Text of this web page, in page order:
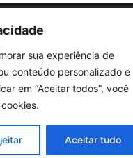
sua experiência de
conteúdo personalizado e
em “Aceitar todos”, você
Aceitar tudo